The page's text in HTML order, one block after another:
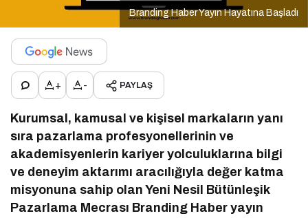
Branding Haber Yayın Hayatına Başladı
+ - PAYLAŞ
Kurumsal, kamusal ve kişisel markaların yanı
sıra pazarlama profesyonellerinin ve
akademisyenlerin kariyer yolculuklarına bilgi
ve deneyim aktarımı aracılığıyla değer katma
misyonuna sahip olan Yeni Nesil Bütünleşik
Pazarlama Mecrası Branding Haber yayın